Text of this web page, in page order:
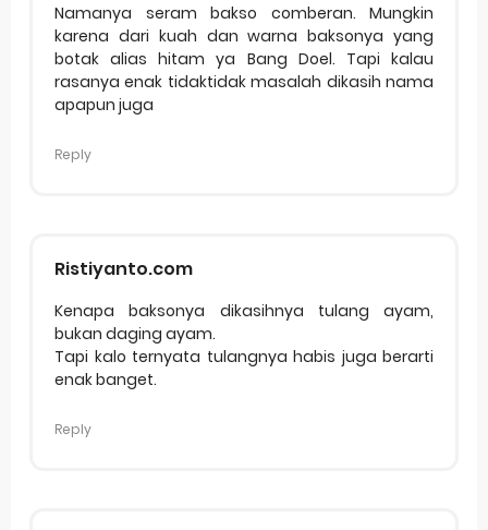
Namanya seram bakso comberan. Mungkin
karena dari kuah dan warna baksonya yang
botak alias hitam ya Bang Doel. Tapi kalau
rasanya enak tidaktidak masalah dikasih nama
apapun juga
Reply
Ristiyanto.com
Kenapa baksonya dikasihnya tulang ayam,
bukan daging ayam.
Tapi kalo ternyata tulangnya habis juga berarti
enak banget.
Reply